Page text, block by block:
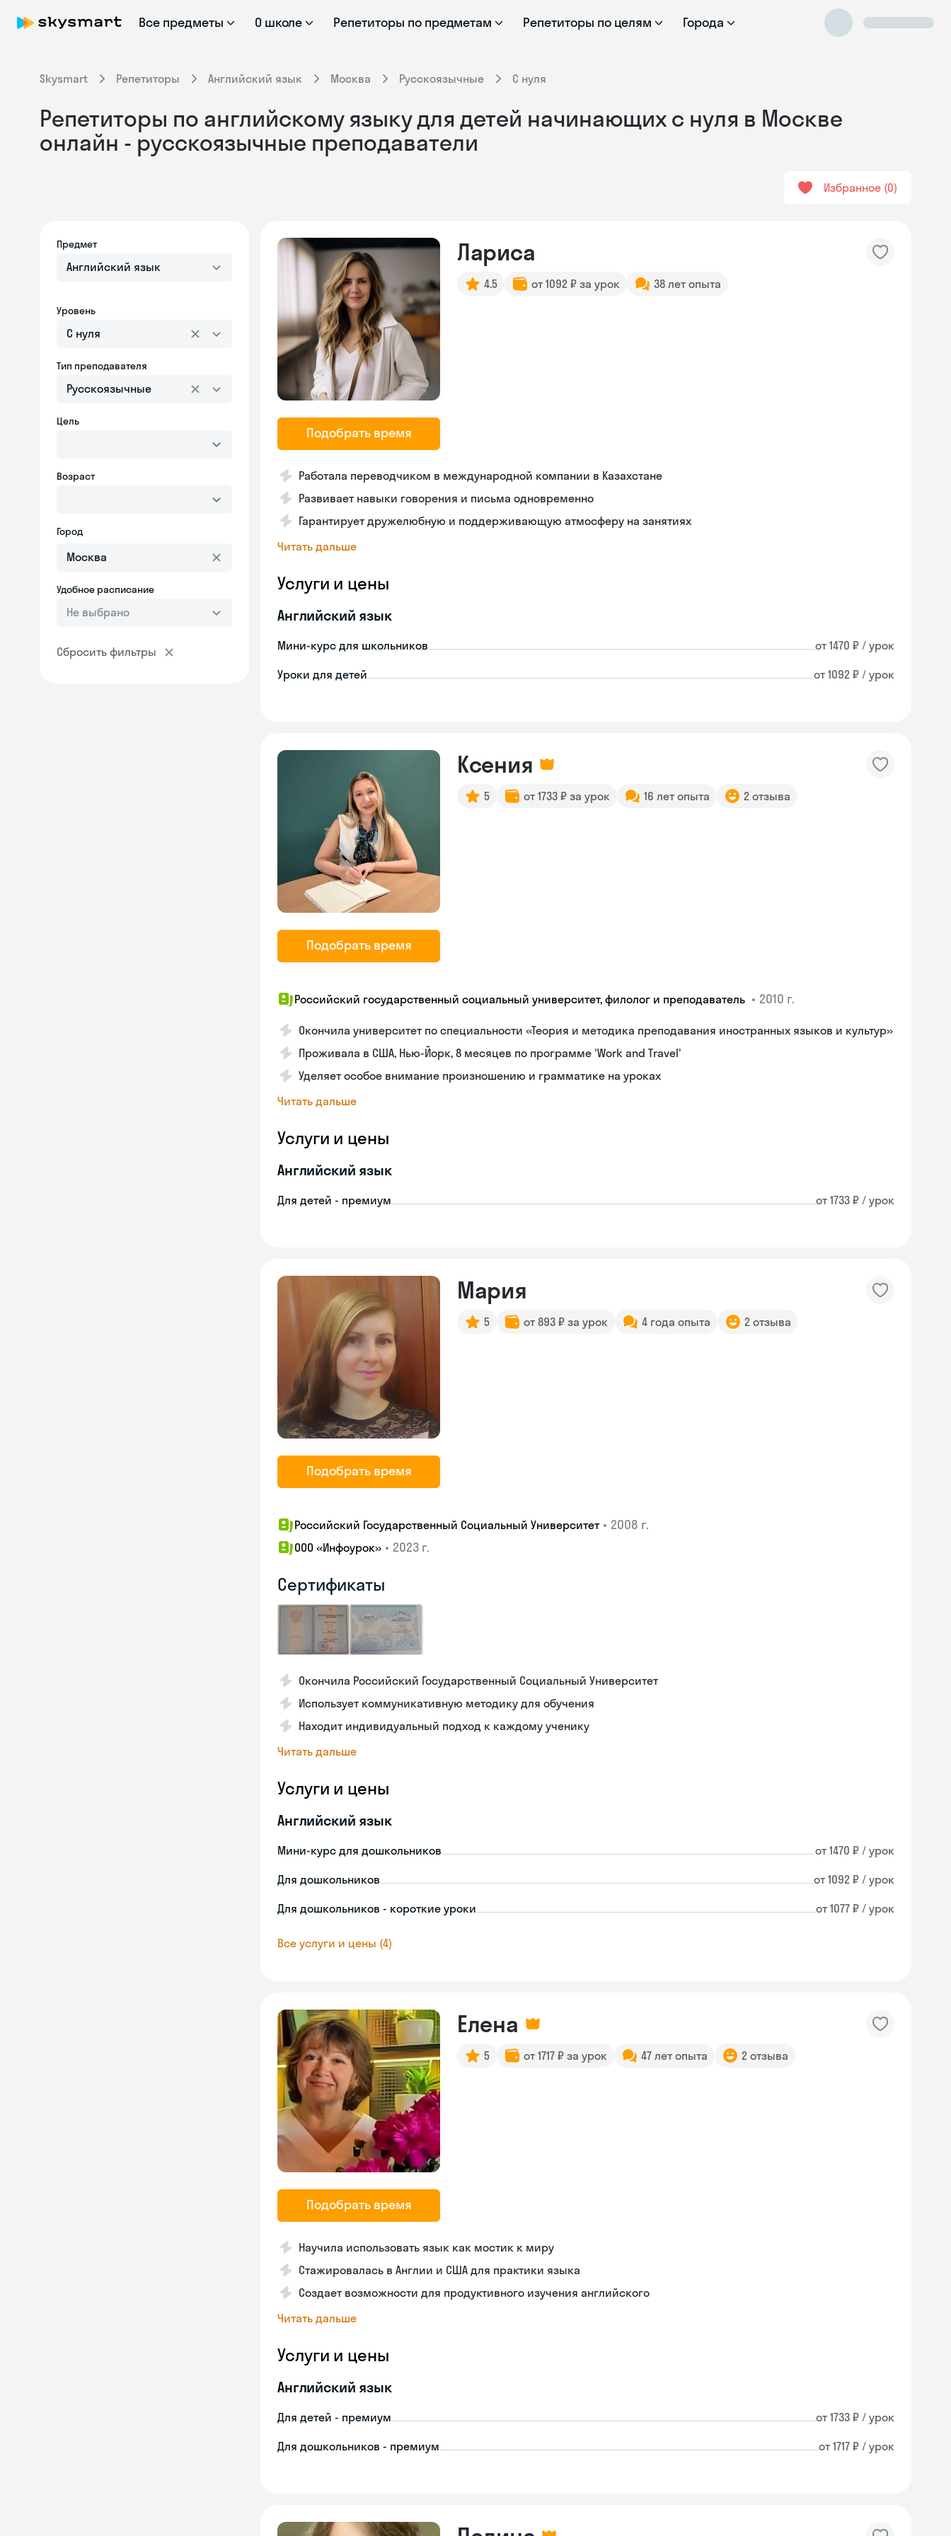
Все предметы О школе Репетиторы по предметам Репетиторы по целям Города
Skysmart Репетиторы Английский язык Москва Русскоязычные С нуля
Репетиторы по английскому языку для детей начинающих с нуля в Москве
онлайн - русскоязычные преподаватели
Избранное 0
Предмет
Английский язык
Уровень
С нуля
Тип преподавателя
Русскоязычные
Цель
Возраст
Город
Удобное расписание
Не выбрано
Сбросить фильтры
Подобрать время
Лариса
4.5 от 1092 ₽ за урок 38 лет опыта
Работала переводчиком в международной компании в Казахстане
Развивает навыки говорения и письма одновременно
Гарантирует дружелюбную и поддерживающую атмосферу на занятиях
Читать дальше
Услуги и цены
Английский язык
Мини-курс для школьников от 1470 ₽ / урок
Уроки для детей от 1092 ₽ / урок
Подобрать время
Ксения
5 от 1733 ₽ за урок 16 лет опыта 2 отзыва
Российский государственный социальный университет, филолог и преподаватель • 2010 г.
Окончила университет по специальности «Теория и методика преподавания иностранных языков и культур»
Проживала в США, Нью-Йорк, 8 месяцев по программе 'Work and Travel'
Уделяет особое внимание произношению и грамматике на уроках
Читать дальше
Услуги и цены
Английский язык
Для детей - премиум от 1733 ₽ / урок
Подобрать время
Мария
5 от 893 ₽ за урок 4 года опыта 2 отзыва
Российский Государственный Социальный Университет • 2008 г.
ООО «Инфоурок» • 2023 г.
Сертификаты
Окончила Российский Государственный Социальный Университет
Использует коммуникативную методику для обучения
Находит индивидуальный подход к каждому ученику
Читать дальше
Услуги и цены
Английский язык
Мини-курс для дошкольников от 1470 ₽ / урок
Для дошкольников от 1092 ₽ / урок
Для дошкольников - короткие уроки от 1077 ₽ / урок
Все услуги и цены (4)
Подобрать время
Елена
5 от 1717 ₽ за урок 47 лет опыта 2 отзыва
Научила использовать язык как мостик к миру
Стажировалась в Англии и США для практики языка
Создает возможности для продуктивного изучения английского
Читать дальше
Услуги и цены
Английский язык
Для детей - премиум от 1733 ₽ / урок
Для дошкольников - премиум от 1717 ₽ / урок